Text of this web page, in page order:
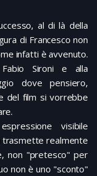
al di là della
di Francesco non
infatti è avvenuto.
Sironi e alla
dove pensiero,
del film si vorrebbe
visibile
trasmette realmente
non "pretesco" per
non è uno "sconto"